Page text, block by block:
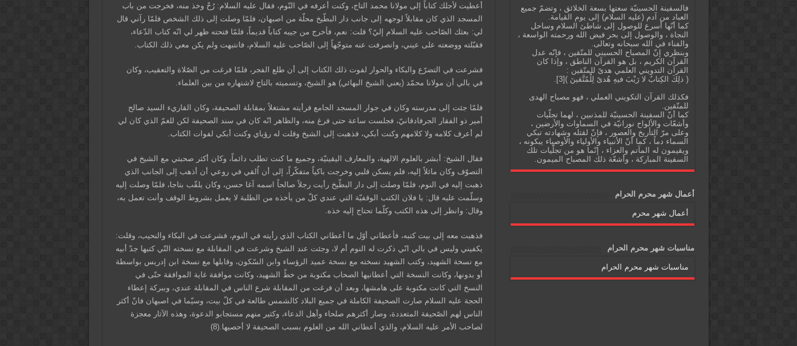
أعطيت لأجلك كتاباً إلى مولانا محمد التاج، وكنت أعرفه في النّوم، فقال عليه السلام: رُحْ وخذ منه، فخرجت من باب
المسجد الذي كان مقابلاً لوجهه إلى جانب دار البطّيخ محلّة من اصبهان، فلمّا وصلت إلى ذلك الشخص فلمّا رآني قال
لي: بعثك الصّاحب عليه السلام إليّ؟ قلت: نعم، فأخرج من جيبه كتاباً قديماً، فلمّا فتحته ظهر لي انّه كتاب الدّعاء،
فقبّلته ووضعته على عيني، وانصرفت عنه متوجّهاً إلى الصّاحب عليه السلام، فانتبهت ولم يكن معي ذلك الكتاب.
فشرعت في التضرّع والبكاء والحوار لفوت ذلك الكتاب إلى أن طلع الفجر، فلمّا فرغت من الصّلاة والتعقيب، وكان
في بالي أن مولانا محمّد (يعني الشيخ البهائي) هو الشيخ، وتسميته بالتاج لاشتهاره من بين العلماء.
فلمّا جئت إلى مدرسته وكان في جوار المسجد الجامع فرأيته مشتغلاً بمقابلة الصحيفة، وكان القاريء السيد صالح
أمير ذو الفقار الجرفادقانيّ، فجلست ساعة حتى فرغ منه، والظاهر انّه كان في سند الصحيفة لكن للغمّ الذي كان لي
لم أعرف كلامه ولا كلامهم وكنت أبكي، فذهبت إلى الشيخ وقلت له رؤياي وكنت أبكي لفوات الكتاب.
فقال الشيخ: أبشر بالعلوم الالهية، والمعارف اليقينيّة، وجميع ما كنت تطلب دائماً، وكان أكثر صحبتي مع الشيخ في
التصوّف وكان مائلاً إليه، فلم يسكن قلبي وخرجت باكياً متفكّراً، إلى أن اُلقي في روعي أن أذهب إلى الجانب الذي
ذهبت إليه في النوم، فلمّا وصلت إلى دار البطّيخ رأيت رجلاً صالحاً اسمه آغا حسن، وكان يلقّب بتاجا، فلمّا وصلت إليه
وسلّمت عليه قال: يا فلان الكتب الوقفيّة التي عندي كلّ من يأخذه من الطلبة لا يعمل بشروط الوقف وأنت تعمل به،
وقال: وانظر إلى هذه الكتب وكلّما تحتاج إليه خذه.
فذهبت معه إلى بيت كتبه، فأعطاني أوّل ما أعطاني الكتاب الذي رأيته في النوم، فشرعت في البكاء والنحيب، وقلت:
يكفيني وليس في بالي انّي ذكرت له النوم أم لا، وجئت عند الشيخ وشرعت في المقابلة مع نسخته التّي كتبها جدّ أبيه
مع نسخة الشهيد، وكتب الشهيد نسخته مع نسخة عميد الرؤساء وابن السّكون، وقابلها مع نسخة ابن إدريس بواسطة
أو بدونها، وكانت النسخة التي أعطانيها الصحاب مكتوبة من خطّ الشهيد، وكانت موافقة غاية الموافقة حتّى في
النسخ التي كانت مكتوبة على هامشها، وبعد أن فرغت من المقابلة شرع الناس في المقابلة عندي، وببركة إعطاء
الحجة عليه السلام صارت الصحيفة الكاملة في جميع البلاد كالشمس طالعة في كلّ بيت، وسيّما في اصبهان فانّ أكثر
الناس لهم الصّحيفة المتعددة، وصار أكثرهم صلحاء وأهل الدعاء، وكثير منهم مستجابو الدعوة، وهذه الآثار معجزة
لصاحب الأمر عليه السلام، والذي أعطاني الله من العلوم بسبب الصحيفة لا أحصيها.(8)
فالسفينة الحسينيّة سعتها بسعة الخلائق ، وتضمّ جميع
العباد من آدم (عليه السلام) إلى يوم القيامة.
كما أنّها أسرع للوصول إلى شاطئ السلام وساحل
النجاة ، والوصول إلى بحر فيض الله ورحمته الواسعة ،
والفناء في الله سبحانه وتعالى.
وبنظري إنّ المصباح الحسيني للمتّقين ، فإنّه عدل
القرآن الكريم ، بل هو القرآن الناطق ، وإذا كان
القرآن التدويني العلمي هدىً للمتّقين :
( ذلِكَ الكِتابُ لا رَيْبَ فيهِ هُدىً لِلْمُتَّقينَ )[3].
فكذلك القرآن التكويني العملي ، فهو مصباح الهدى
للمتّقين.
كما أنّ السفينة الحسينيّة للمذنبين ، لهما تجلّيات
وأشعّات والألواح نورانيّة في السماوات والأرضين ،
وعلى مرّ التأريخ والعصور ، فإنّ لقتله وشهادته تبكي
السماء دماً ، كما أنّ الأنبياء والأولياء والأوصياء يبكونه ،
ويقيمون له المآتم والعزاء ، إنّما هو من تجلّيات تلك
السفينة المباركة ، وأشعّة ذلك المصباح الميمون.
أعمال شهر محرم الحرام
أعمال شهر محرم
مناسبات شهر محرم الحرام
مناسبات شهر محرم الحرام